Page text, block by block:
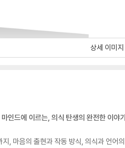
상세 이미
인드에 이르는, 의식 탄생의 완전한 이야
지, 마음의 출현과 작동 방식, 의식과 언